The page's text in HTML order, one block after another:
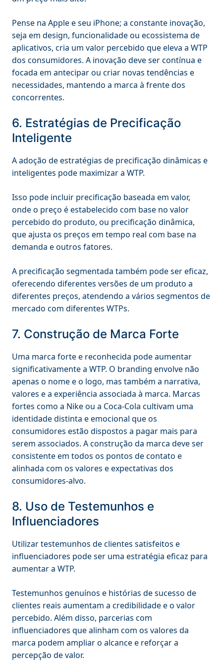
Pense na Apple e seu iPhone; a constante inovação,
seja em design, funcionalidade ou ecossistema de
aplicativos, cria um valor percebido que eleva a WTP
dos consumidores. A inovação deve ser contínua e
focada em antecipar ou criar novas tendências e
necessidades, mantendo a marca à frente dos
concorrentes.
6. Estratégias de Precificação
Inteligente
A adoção de estratégias de precificação dinâmicas e
inteligentes pode maximizar a WTP.
Isso pode incluir precificação baseada em valor,
onde o preço é estabelecido com base no valor
percebido do produto, ou precificação dinâmica,
que ajusta os preços em tempo real com base na
demanda e outros fatores.
A precificação segmentada também pode ser eficaz,
oferecendo diferentes versões de um produto a
diferentes preços, atendendo a vários segmentos de
mercado com diferentes WTPs.
7. Construção de Marca Forte
Uma marca forte e reconhecida pode aumentar
significativamente a WTP. O branding envolve não
apenas o nome e o logo, mas também a narrativa,
valores e a experiência associada à marca. Marcas
fortes como a Nike ou a Coca-Cola cultivam uma
identidade distinta e emocional que os
consumidores estão dispostos a pagar mais para
serem associados. A construção da marca deve ser
consistente em todos os pontos de contato e
alinhada com os valores e expectativas dos
consumidores-alvo.
8. Uso de Testemunhos e
Influenciadores
Utilizar testemunhos de clientes satisfeitos e
influenciadores pode ser uma estratégia eficaz para
aumentar a WTP.
Testemunhos genuínos e histórias de sucesso de
clientes reais aumentam a credibilidade e o valor
percebido. Além disso, parcerias com
influenciadores que alinham com os valores da
marca podem ampliar o alcance e reforçar a
percepção de valor.